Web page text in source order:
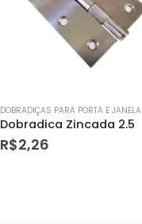
DOBRADIÇAS PARA PORTA E JANELA
Dobradica Leme 10
R$18,79